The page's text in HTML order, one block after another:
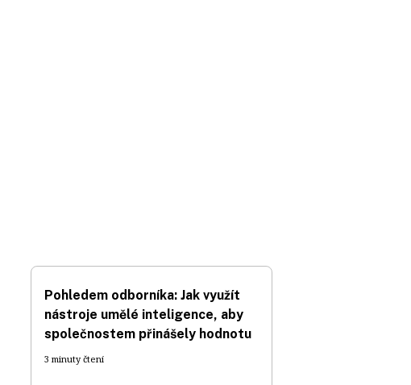
Pohledem odborníka: Jak využít
nástroje umělé inteligence, aby
společnostem přinášely hodnotu
3 minuty čtení